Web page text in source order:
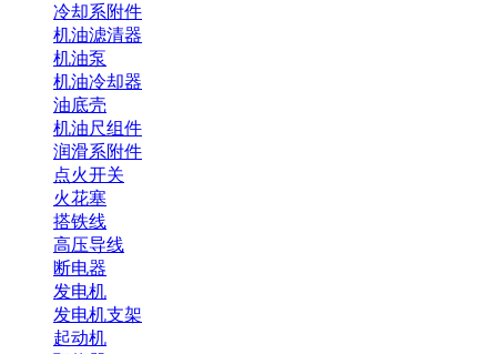
冷却系附件
机油滤清器
机油泵
机油冷却器
油底壳
机油尺组件
润滑系附件
点火开关
火花塞
搭铁线
高压导线
断电器
发电机
发电机支架
起动机